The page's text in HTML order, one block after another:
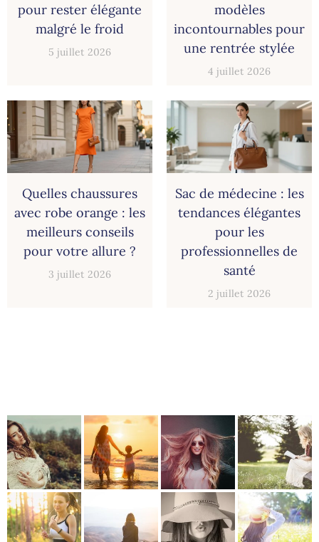
pour rester élégante
malgré le froid
5 juillet 2026
modèles
incontournables pour
une rentrée stylée
4 juillet 2026
Quelles chaussures
avec robe orange : les
meilleurs conseils
pour votre allure ?
3 juillet 2026
Sac de médecine : les
tendances élégantes
pour les
professionnelles de
santé
2 juillet 2026